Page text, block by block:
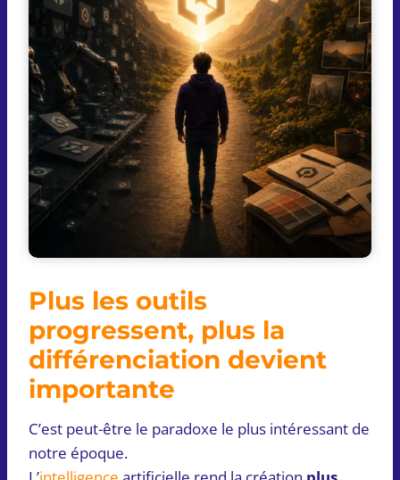
Plus les outils
progressent, plus la
différenciation devient
importante
C’est peut-être le paradoxe le plus intéressant de
notre époque.